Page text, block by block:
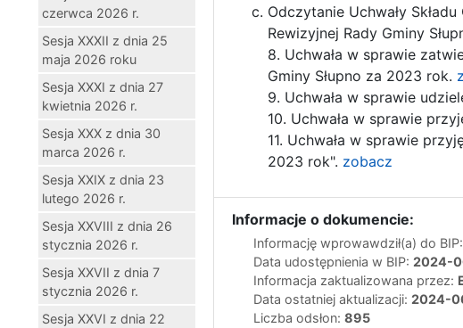
czerwca 2026 r.
Sesja XXXII z dnia 25
maja 2026 roku
Sesja XXXI z dnia 27
kwietnia 2026 r.
Sesja XXX z dnia 30
marca 2026 r.
Sesja XXIX z dnia 23
lutego 2026 r.
Sesja XXVIII z dnia 26
stycznia 2026 r.
Sesja XXVII z dnia 7
stycznia 2026 r.
Sesja XXVI z dnia 22
Odczytanie Uchwały
Rewizyjnej Rady Gminy
8. Uchwała w sprawie
Gminy Słupno za 2023 rok.
9. Uchwała w sprawie
10. Uchwała w sprawie
11. Uchwała w sprawie
2023 rok". zobacz
Informacje o dokumencie:
Informację wprowawdził(a) do BIP:
Data udostępnienia w BIP: 2024-
Informacja zaktualizowana przez:
Data ostatniej aktualizacji: 2024-
Liczba odsłon: 895